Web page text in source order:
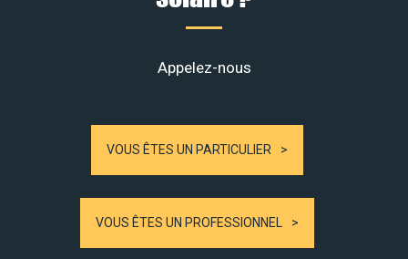
Appelez-nous
VOUS ÊTES UN PARTICULIER
VOUS ÊTES UN PROFESSIONNEL